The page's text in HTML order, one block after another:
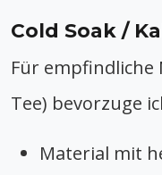
Cold Soak /
Für empfindliche
Tee) bevorzuge
Material mit